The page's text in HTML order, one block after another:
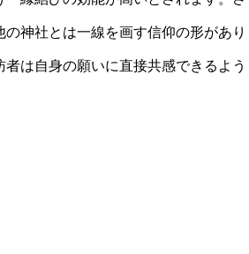
神社とは一線を画す信仰の形があり
は自身の願いに直接共感できるよう